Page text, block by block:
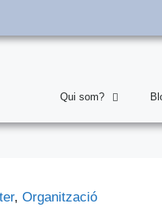
Qui som?
, Organització